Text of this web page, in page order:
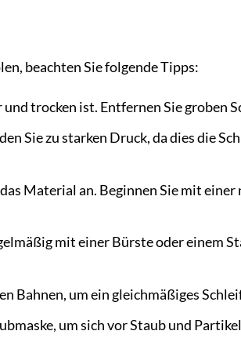
beachten Sie folgende Tipps:
trocken ist. Entfernen Sie groben
Sie zu starken Druck, da dies die
Material an. Beginnen Sie mit
mit einer Bürste oder einem
Bahnen, um ein gleichmäßiges
um sich vor Staub und